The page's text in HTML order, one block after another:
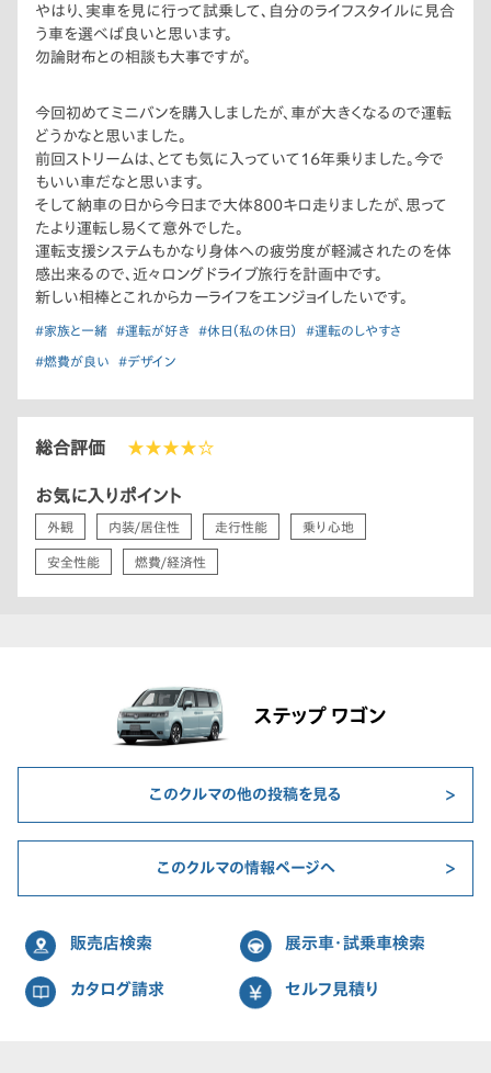
やはり、実車を見に行って試乗して､自分のライフスタイルに見合
う車を選べば良いと思います。
勿論財布との相談も大事ですが。
今回初めてミニバンを購入しましたが、車が大きくなるので運転
どうかなと思いました。
前回ストリームは、とても気に入っていて16年乗りました。今で
もいい車だなと思います。
そして納車の日から今日まで大体800キロ走りましたが、思って
たより運転し易くて意外でした。
運転支援システムもかなり身体への疲労度が軽減されたのを体
感出来るので､近々ロングドライブ旅行を計画中です。
新しい相棒とこれからカーライフをエンジョイしたいです。
#家族と一緒 #運転が好き #休日（私の休日） #運転のしやすさ
#燃費が良い #デザイン
総合評価 ★★★★☆
お気に入りポイント
外観 内装/居住性 走行性能 乗り心地
安全性能 燃費/経済性
ステップ ワゴン
このクルマの他の投稿を見る
このクルマの情報ページへ
販売店検索 展示車・試乗車検索
カタログ請求 セルフ見積り